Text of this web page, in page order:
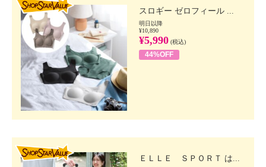
スロギー ゼロフィール ...
明日以降
¥10,890
¥5,990 (税込)
44%OFF
ＥＬＬＥ ＳＰＯＲＴ は...